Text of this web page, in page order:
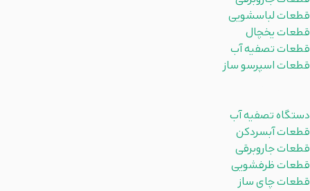
قطعات لباسشویی
قطعات یخچال
قطعات تصفیه آب
قطعات اسپرسو ساز
دستگاه تصفیه آب
قطعات آبسردکن
قطعات جاروبرقی
قطعات ظرفشویی
قطعات چای ساز